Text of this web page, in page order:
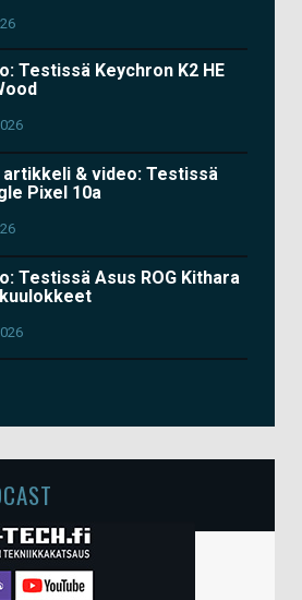
Testissä Keychron K2 HE
artikkeli & video: Testissä
Pixel 10a
Testissä Asus ROG Kithara